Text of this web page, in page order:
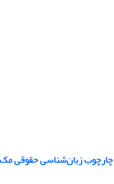
زبان‌شناسی حقوقی